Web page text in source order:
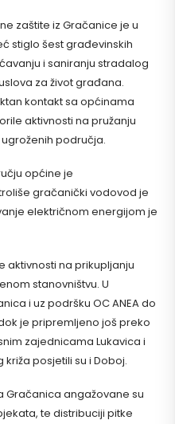
zaštite iz Gračanice je u
stiglo šest građevinskih
i saniranju stradalog
za život građana.
kontakt sa općinama
aktivnosti na pružanju
područja.
općine je
gračanički vodovod je
električnom energijom je
aktivnosti na prikupljanju
stanovništvu. U
i uz podršku OC ANEA do
je pripremljeno još preko
zajednicama Lukavica i
posjetili su i Doboj.
Gračanica angažovane su
te distribuciji pitke